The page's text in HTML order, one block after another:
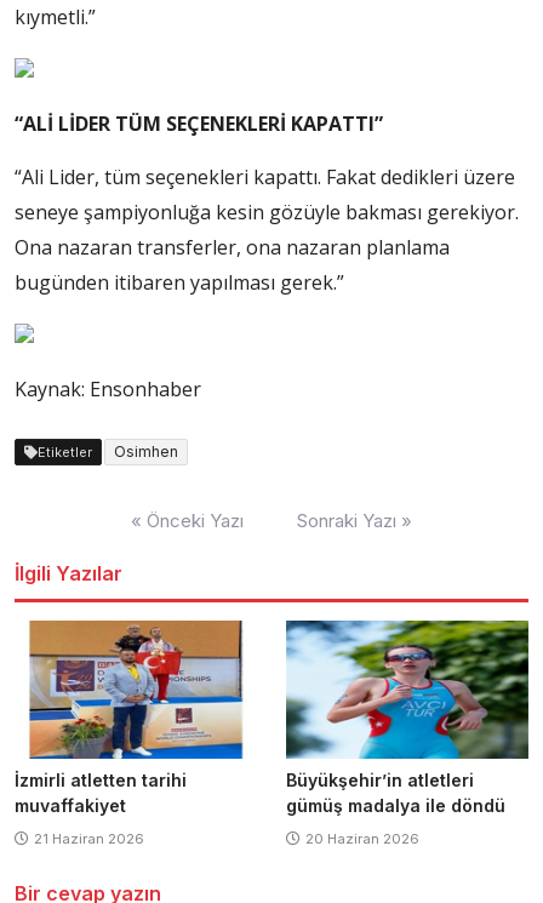
kıymetli.”
“ALİ LİDER TÜM SEÇENEKLERİ KAPATTI”
“Ali Lider, tüm seçenekleri kapattı. Fakat dedikleri üzere
seneye şampiyonluğa kesin gözüyle bakması gerekiyor.
Ona nazaran transferler, ona nazaran planlama
bugünden itibaren yapılması gerek.”
Kaynak: Ensonhaber
Etiketler Osimhen
« Önceki Yazı Sonraki Yazı »
İlgili Yazılar
İzmirli atletten tarihi
muvaffakiyet
21 Haziran 2026
Büyükşehir’in atletleri
gümüş madalya ile döndü
20 Haziran 2026
Bir cevap yazın